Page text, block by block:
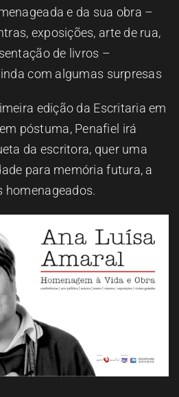
e da sua obra –
exposições, arte de rua,
de livros –
com algumas surpresas
edição da Escritaria em
póstuma, Penafiel irá
da escritora, quer uma
para memória futura, a
homenageados.